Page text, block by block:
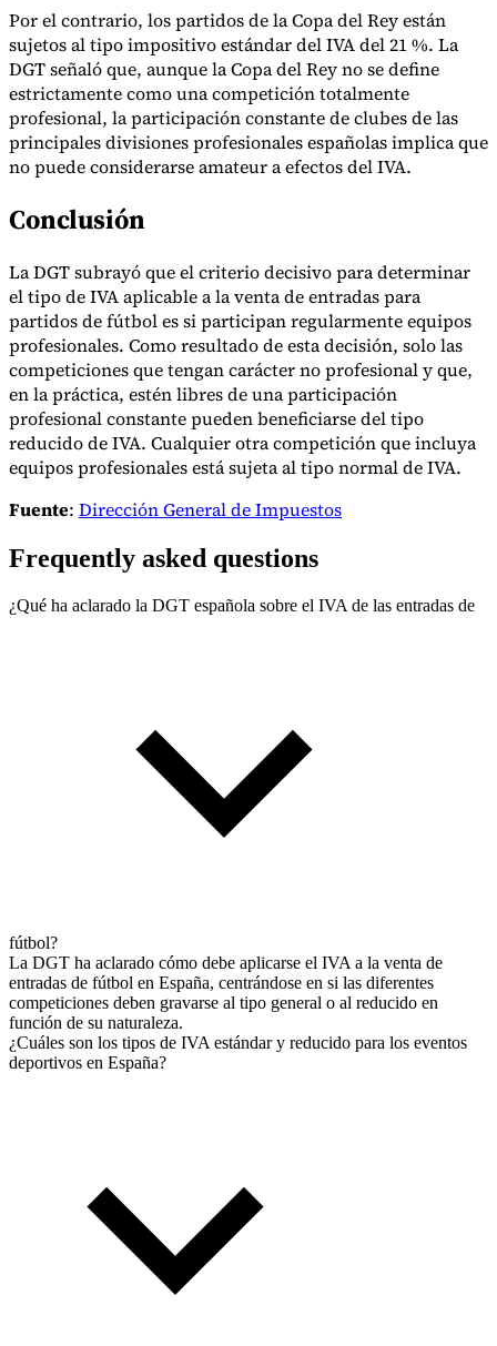
Por el contrario, los partidos de la Copa del Rey están
sujetos al tipo impositivo estándar del IVA del 21 %. La
DGT señaló que, aunque la Copa del Rey no se define
estrictamente como una competición totalmente
profesional, la participación constante de clubes de las
principales divisiones profesionales españolas implica que
no puede considerarse amateur a efectos del IVA.
Conclusión
La DGT subrayó que el criterio decisivo para determinar
el tipo de IVA aplicable a la venta de entradas para
partidos de fútbol es si participan regularmente equipos
profesionales. Como resultado de esta decisión, solo las
competiciones que tengan carácter no profesional y que,
en la práctica, estén libres de una participación
profesional constante pueden beneficiarse del tipo
reducido de IVA. Cualquier otra competición que incluya
equipos profesionales está sujeta al tipo normal de IVA.
Fuente: Dirección General de Impuestos
Frequently asked questions
¿Qué ha aclarado la DGT española sobre el IVA de las entradas de
fútbol?
La DGT ha aclarado cómo debe aplicarse el IVA a la venta de
entradas de fútbol en España, centrándose en si las diferentes
competiciones deben gravarse al tipo general o al reducido en
función de su naturaleza.
¿Cuáles son los tipos de IVA estándar y reducido para los eventos
deportivos en España?